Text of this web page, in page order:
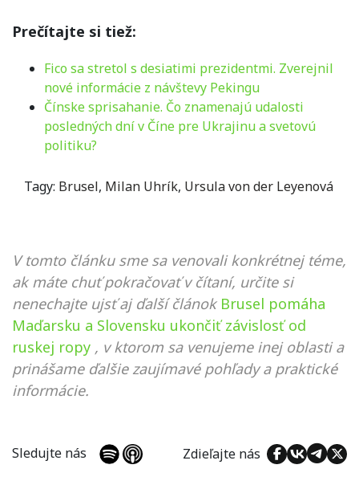
Prečítajte si tiež:
Fico sa stretol s desiatimi prezidentmi. Zverejnil
nové informácie z návštevy Pekingu
Čínske sprisahanie. Čo znamenajú udalosti
posledných dní v Číne pre Ukrajinu a svetovú
politiku?
Tagy: Brusel, Milan Uhrík, Ursula von der Leyenová
V tomto článku sme sa venovali konkrétnej téme,
ak máte chuť pokračovať v čítaní, určite si
nenechajte ujsť aj ďalší článok Brusel pomáha
Maďarsku a Slovensku ukončiť závislosť od
ruskej ropy , v ktorom sa venujeme inej oblasti a
prinášame ďalšie zaujímavé pohľady a praktické
informácie.
Sledujte nás Zdieľajte nás